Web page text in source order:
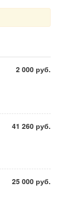
2 000 руб.
41 260 руб.
25 000 руб.